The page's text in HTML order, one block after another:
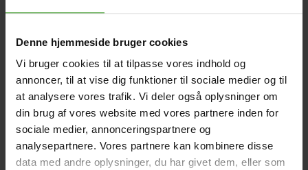
Denne hjemmeside bruger cookies
Vi bruger cookies til at tilpasse vores indhold og
annoncer, til at vise dig funktioner til sociale medier og til
at analysere vores trafik. Vi deler også oplysninger om
din brug af vores website med vores partnere inden for
sociale medier, annonceringspartnere og
analysepartnere. Vores partnere kan kombinere disse
data med andre oplysninger, du har givet dem, eller som
Zelt – Grand Canyon Topeka 4 (+750,00kr.)
Personenanzahl: 4 – Klicken Sie auf das Bild, um die
Zeltgröße zu sehen.
Fischernetz für Kinder (+ kr.